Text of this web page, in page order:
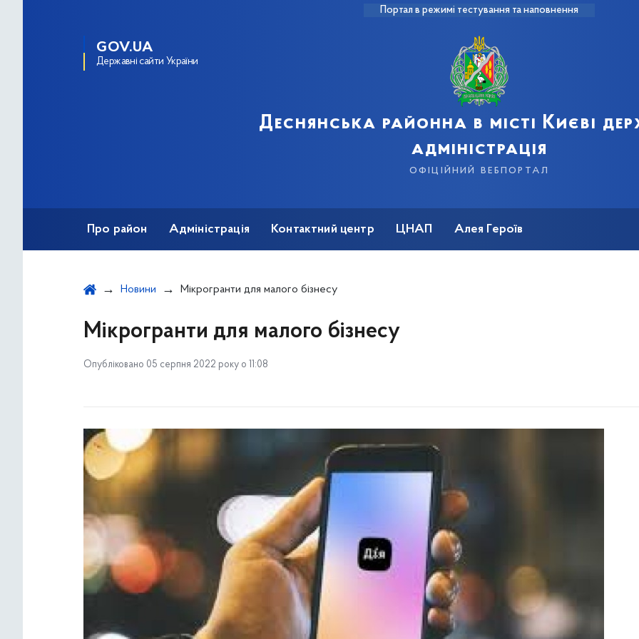
Портал в режимі тестування та наповнення
GOV.UA
Державні сайти України
Деснянська районна в місті Києві
адміністрація
офіційний вебпортал
Про район Адміністрація Контактний центр ЦНАП Алея Героїв
Новини Мікрогранти для малого бізнесу
Мікрогранти для малого бізнесу
Опубліковано 05 серпня 2022 року о 11:08